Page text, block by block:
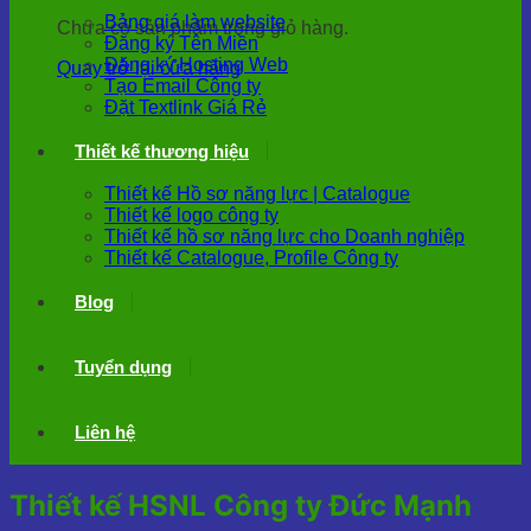
Chưa có sản phẩm trong giỏ hàng.
Quay trở lại cửa hàng
Bảng giá làm website
Đăng ký Tên Miền
Đăng ký Hosting Web
Tạo Email Công ty
Đặt Textlink Giá Rẻ
Thiết kế thương hiệu
Thiết kế Hồ sơ năng lực | Catalogue
Thiết kế logo công ty
Thiết kế hồ sơ năng lực cho Doanh nghiệp
Thiết kế Catalogue, Profile Công ty
Blog
Tuyển dụng
Liên hệ
Thiết kế HSNL Công ty Đức Mạnh